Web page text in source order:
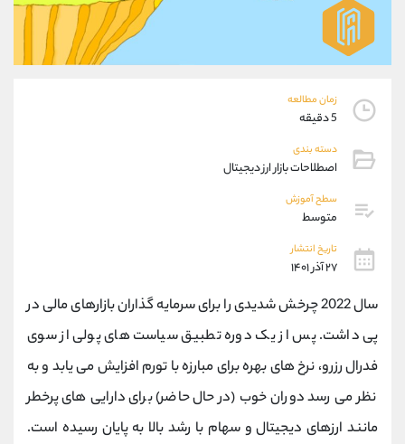
زمان مطالعه
5 دقیقه
دسته بندی
اصطلاحات بازار ارز دیجیتال
سطح آموزش
متوسط
تاریخ انتشار
۲۷ آذر ۱۴۰۱
سال 2022 چرخش شدیدی را برای سرمایه گذاران بازارهای مالی در
پی داشت. پس از یک دوره تطبیق سیاست های پولی از سوی
فدرال رزرو، نرخ های بهره برای مبارزه با تورم افزایش می یابد و به
نظر می رسد دوران خوب (در حال حاضر) برای دارایی های پرخطر
مانند ارزهای دیجیتال و سهام با رشد بالا به پایان رسیده است.
09927779040
واتساپ شروع گفتگو
تلگرام @Armteam_admin_por
پشتیبان فروش
موبایل
واتساپ
داخلی
اطلاعات تماس (دفتر فروش)
تلفن 021-22021030
بدون پیش شماره 90001030
اینستاگرام @alireza.mehrabii
کانال تلگرام @alirezamehrabi_com